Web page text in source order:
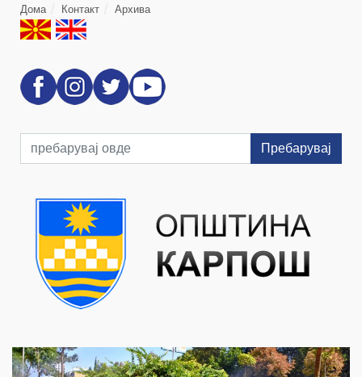
Дома Контакт Архива
Пребарувај